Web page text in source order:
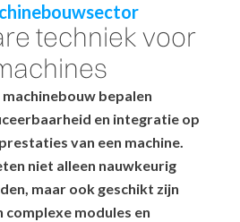
techniek voor
bepalen
en integratie op
van een machine.
niet alleen nauwkeurig
maar ook geschikt zijn
complexe modules en